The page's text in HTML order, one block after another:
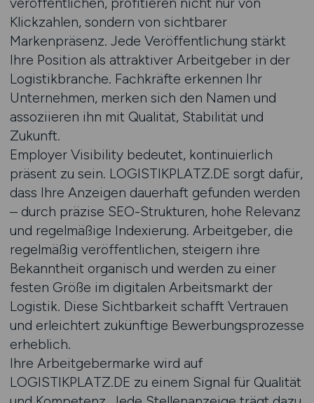
Klickzahlen, sondern von sichtbarer
Markenpräsenz. Jede Veröffentlichung stärkt
Ihre Position als attraktiver Arbeitgeber in der
Logistikbranche. Fachkräfte erkennen Ihr
Unternehmen, merken sich den Namen und
assoziieren ihn mit Qualität, Stabilität und
Zukunft.
Employer Visibility bedeutet, kontinuierlich
präsent zu sein. LOGISTIKPLATZ.DE sorgt dafür,
dass Ihre Anzeigen dauerhaft gefunden werden
– durch präzise SEO-Strukturen, hohe Relevanz
und regelmäßige Indexierung. Arbeitgeber, die
regelmäßig veröffentlichen, steigern ihre
Bekanntheit organisch und werden zu einer
festen Größe im digitalen Arbeitsmarkt der
Logistik. Diese Sichtbarkeit schafft Vertrauen
und erleichtert zukünftige Bewerbungsprozesse
erheblich.
Ihre Arbeitgebermarke wird auf
LOGISTIKPLATZ.DE zu einem Signal für Qualität